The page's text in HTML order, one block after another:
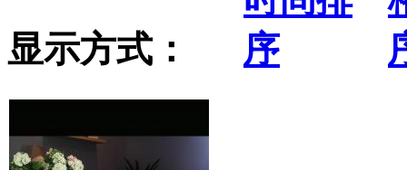
显示方式：